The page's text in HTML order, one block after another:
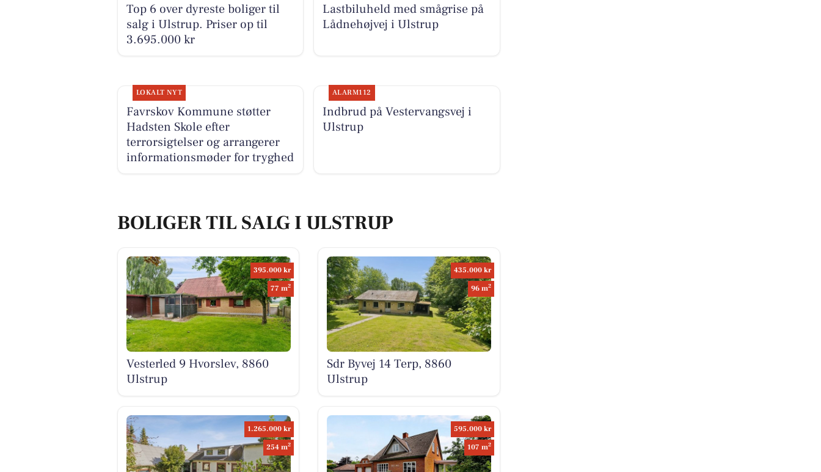
Top 6 over dyreste boliger til
salg i Ulstrup. Priser op til
3.695.000 kr
Lastbiluheld med smågrise på
Lådnehøjvej i Ulstrup
LOKALT NYT
Favrskov Kommune støtter
Hadsten Skole efter
terrorsigtelser og arrangerer
informationsmøder for tryghed
ALARM112
Indbrud på Vestervangsvej i
Ulstrup
BOLIGER TIL SALG I ULSTRUP
395.000 kr
77 m2
Vesterled 9 Hvorslev, 8860
Ulstrup
435.000 kr
96 m2
Sdr Byvej 14 Terp, 8860
Ulstrup
1.265.000 kr
254 m2
595.000 kr
107 m2